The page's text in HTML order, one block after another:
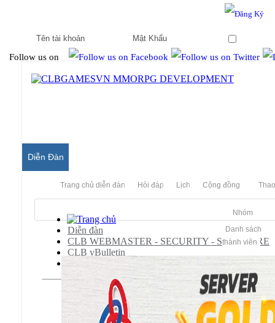
Follow us on
Diễn Đàn
Trang chủ diễn đàn Hỏi đáp Lịch Cộng đồng
Nhóm
Danh sách
thành viên
Diễn đàn
CLB WEBMASTER - SECURITY - SOFTWARE
CLB vBulletin
vBulletin Modification